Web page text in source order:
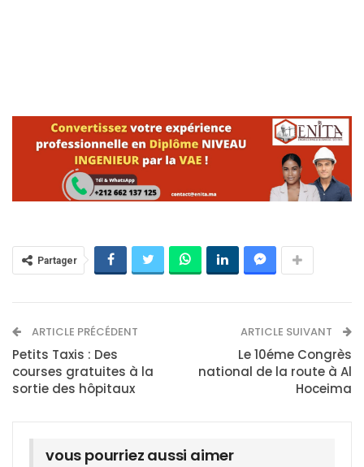
Partager
ARTICLE PRÉCÉDENT
Petits Taxis : Des
courses gratuites à la
sortie des hôpitaux
ARTICLE SUIVANT
Le 10éme Congrès
national de la route à Al
Hoceima
vous pourriez aussi aimer